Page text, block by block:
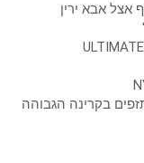
אצל אבא ירין
בקרינה הגבוהה